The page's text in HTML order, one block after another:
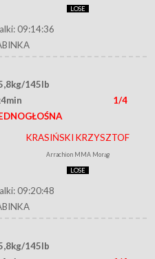
LOSE
09:14:36
145lb
1/4
KRASIŃSKI KRZYSZTOF
Arrachion MMA Morąg
LOSE
09:20:48
145lb